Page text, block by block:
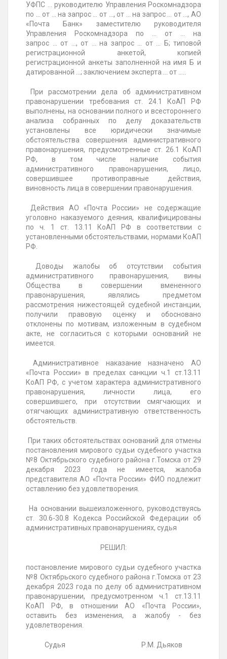
УФПС ... руководителю Управления Роскомнадзора
по ... от ... на запрос ... от ..., от ... на запрос ... от ..., АО
«Почта Банк» заместителю руководителя
Управления Роскомнадзора по ... от ... на
запрос ... от ..., от ... на запрос ... от ... Б; типовой
регистрационной анкетой, копией
регистрационной анкеты заполненной на имя Б и
датированной ...; заключением эксперта ... от .....
При рассмотрении дела об административном
правонарушении требования ст. 24.1 КоАП РФ
выполнены, на основании полного и всестороннего
анализа собранных по делу доказательств
установлены все юридически значимые
обстоятельства совершения административного
правонарушения, предусмотренные ст. 26.1 КоАП
РФ, в том числе наличие события
административного правонарушения, лицо,
совершившее противоправные действия,
виновность лица в совершении правонарушения.
Действия АО «Почта России» не содержащие
уголовно наказуемого деяния, квалифицированы
по ч. 1 ст. 13.11 КоАП РФ в соответствии с
установленными обстоятельствами, нормами КоАП
РФ.
Доводы жалобы об отсутствии события
административного правонарушения, вины
Общества в совершении вмененного
правонарушения, являлись предметом
рассмотрения нижестоящей судебной инстанции,
получили правовую оценку и обосновано
отклонены по мотивам, изложенным в судебном
акте, не согласиться с которыми оснований не
имеется.
Административное наказание назначено АО
«Почта России» в пределах санкции ч.1 ст.13.11
КоАП РФ, с учетом характера административного
правонарушения, личности лица, его
совершившего, при отсутствии смягчающих и
отягчающих административную ответственность
обстоятельств.
При таких обстоятельствах оснований для отмены
постановления мирового судьи судебного участка
№8 Октябрьского судебного района г.Томска от 29
декабря 2023 года не имеется, жалоба
представителя АО «Почта России» ФИО подлежит
оставлению без удовлетворения.
На основании вышеизложенного, руководствуясь
ст. 30.6-30.8 Кодекса Российской Федерации об
административных правонарушениях, судья
РЕШИЛ:
постановление мирового судьи судебного участка
№8 Октябрьского судебного района г.Томска от 23
декабря 2023 года по делу об административном
правонарушении, предусмотренном ч.1 ст.13.11
КоАП РФ, в отношении АО «Почта России»,
оставить без изменения, а жалобу - без
удовлетворения.
Судья Р.М. Дьяков